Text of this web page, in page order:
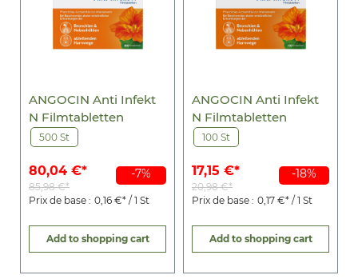
-7%
ANGOCIN Anti Infekt
N Filmtabletten
500 St
80,04 €*
85,98 €*
Prix de base : 0,16 €* / 1 St
Add to shopping cart
-18%
ANGOCIN Anti Infekt
N Filmtabletten
100 St
17,15 €*
20,98 €*
Prix de base : 0,17 €* / 1 St
Add to shopping cart